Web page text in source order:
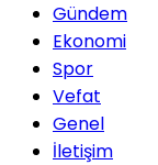
Gündem
Ekonomi
Spor
Vefat
Genel
İletişim